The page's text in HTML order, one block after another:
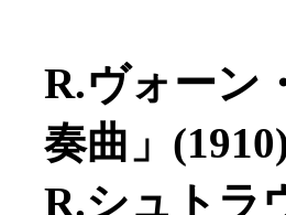
R.ヴォーン
奏曲」
R.シュトラ